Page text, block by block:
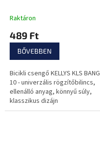
Raktáron
489 Ft
BŐVEBBEN
Bicikli csengő KELLYS KLS BANG
10 - univerzális rögzítőbilincs,
ellenálló anyag, könnyű súly,
klasszikus dizájn